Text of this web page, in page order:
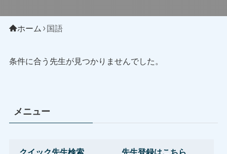
ホーム 国語
条件に合う先生が見つかりませんでした。
メニュー
クイック先生検索 先生登録はこちら